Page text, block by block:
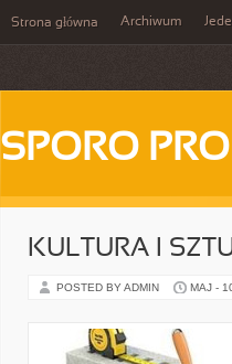
Strona główna Archiwum
SPORO
KULTURA I
POSTED BY ADMIN MAJ -